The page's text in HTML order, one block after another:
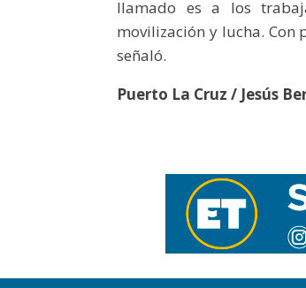
llamado es a los
movilización y lucha. Con
señaló.
Puerto La Cruz / Jesús